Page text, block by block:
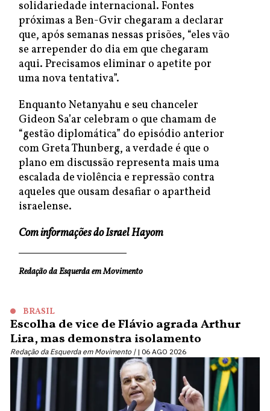
solidariedade internacional. Fontes
próximas a Ben-Gvir chegaram a declarar
que, após semanas nessas prisões, “eles vão
se arrepender do dia em que chegaram
aqui. Precisamos eliminar o apetite por
uma nova tentativa”.
Enquanto Netanyahu e seu chanceler
Gideon Sa’ar celebram o que chamam de
“gestão diplomática” do episódio anterior
com Greta Thunberg, a verdade é que o
plano em discussão representa mais uma
escalada de violência e repressão contra
aqueles que ousam desafiar o apartheid
israelense.
Com informações do Israel Hayom
Redação da Esquerda em Movimento
BRASIL
Escolha de vice de Flávio agrada Arthur
Lira, mas demonstra isolamento
Redação da Esquerda em Movimento | 06 AGO 2026